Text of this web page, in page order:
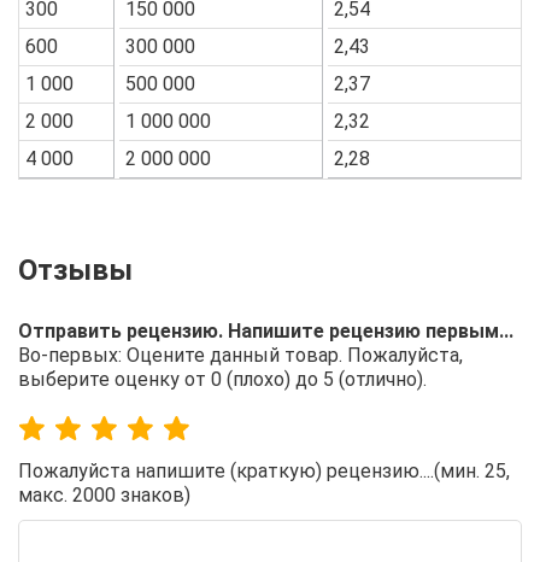
300
600
1 000
2 000
4 000
150 000
300 000
500 000
1 000 000
2 000 000
2,54
2,43
2,37
2,32
2,28
Отправить рецензию. Напишите рецензию первым...
Во-первых: Оцените данный товар. Пожалуйста,
выберите оценку от 0 (плохо) до 5 (отлично).
Пожалуйста напишите (краткую) рецензию....(мин. 25,
макс. 2000 знаков)